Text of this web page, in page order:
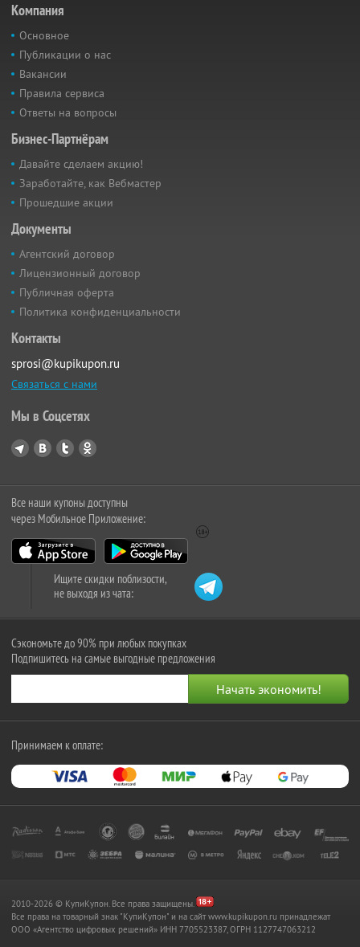
Компания
Основное
Публикации о нас
Вакансии
Правила сервиса
Ответы на вопросы
Бизнес-Партнёрам
Давайте сделаем акцию!
Заработайте, как Вебмастер
Прошедшие акции
Документы
Агентский договор
Лицензионный договор
Публичная оферта
Политика конфиденциальности
Контакты
sprosi@kupikupon.ru
Связаться с нами
Мы в Соцсетях
Все наши купоны доступны
через Мобильное Приложение:
Ищите скидки поблизости,
не выходя из чата:
Сэкономьте до 90% при любых покупках
Подпишитесь на самые выгодные предложения
Принимаем к оплате:
2010-2026 © КупиКупон. Все права защищены.
Все права на товарный знак "КупиКупон" и на сайт www.kupikupon.ru принадлежат
OOO «Агентство цифровых решений» ИНН 7705523387, ОГРН 1127747063212